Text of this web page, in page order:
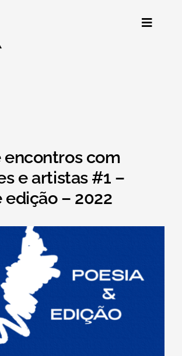
Toggle
Publicações
Arquivo
Sobre nós
Contacto
encontros com
e artistas #1 –
edição – 2022